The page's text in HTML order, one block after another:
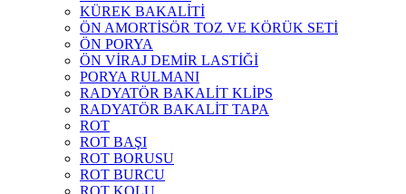
KÜREK BAKALİTİ
ÖN AMORTİSÖR TOZ VE KÖRÜK SETİ
ÖN PORYA
ÖN VİRAJ DEMİR LASTİĞİ
PORYA RULMANI
RADYATÖR BAKALİT KLİPS
RADYATÖR BAKALİT TAPA
ROT
ROT BAŞI
ROT BORUSU
ROT BURCU